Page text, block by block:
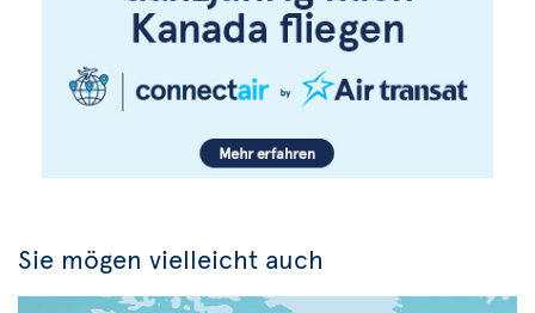
Sie mögen vielleicht auch